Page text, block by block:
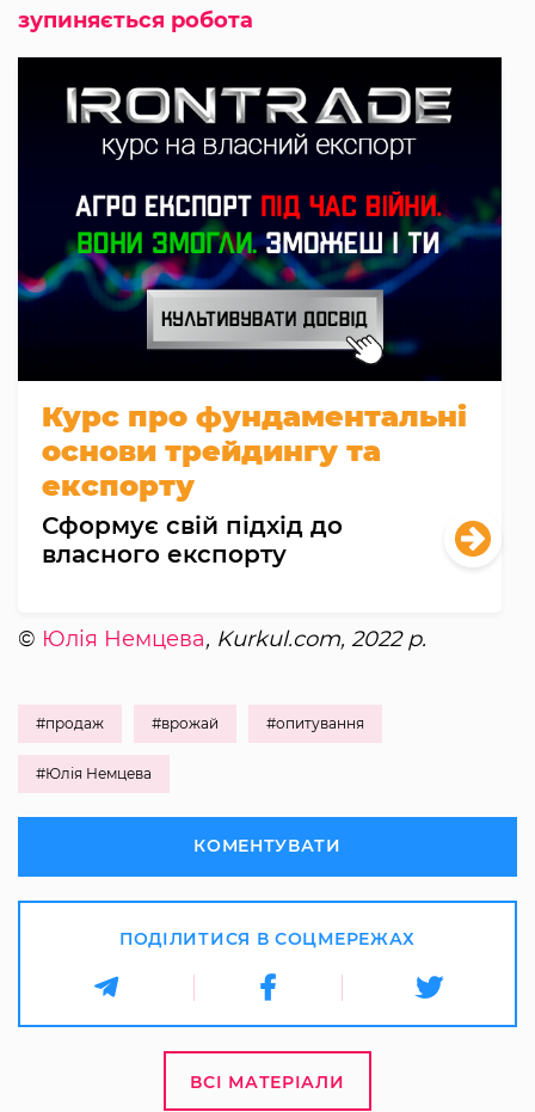
зупиняється робота
Курс про фундаментальні
основи трейдингу та
експорту
Сформує свій підхід до
власного експорту
© Юлія Немцева, Kurkul.com, 2022 р.
#продаж #врожай #опитування
#Юлія Немцева
КОМЕНТУВАТИ
ПОДІЛИТИСЯ В СОЦМЕРЕЖАХ
ВСІ МАТЕРІАЛИ